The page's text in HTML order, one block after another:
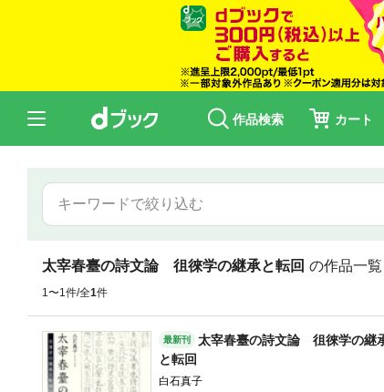
作品検索 カート
太宰春臺の詩文論 徂徠学の継承と転回 の作品一覧
1〜1件/全1件
最新刊
太宰春臺の詩文論 徂徠学の継
と転回
白石真子